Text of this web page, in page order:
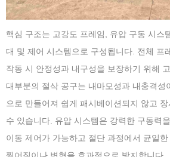
핵심 구조는 고강도 프레임, 유압 구동 시스
대 및 제어 시스템으로 구성됩니다. 전체 프
작동 시 안정성과 내구성을 보장하기 위해
대부분의 절삭 공구는 내마모성과 내충격성
으로 만들어져 쉽게 패시베이션되지 않고
수 있습니다. 유압 시스템은 강력한 구동력
이동 제어가 가능하고 절단 과정에서 균일